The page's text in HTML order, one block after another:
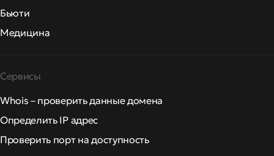
Бьюти
Медицина
Сервисы
Whois – проверить данные домена
Определить IP адрес
Проверить порт на доступность